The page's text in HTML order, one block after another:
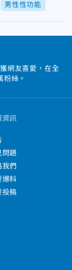
男性性功能
網友喜愛，在全
絲。
資訊
問題
我們
爆料
投稿